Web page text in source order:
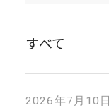
すべて
2026年7月10日